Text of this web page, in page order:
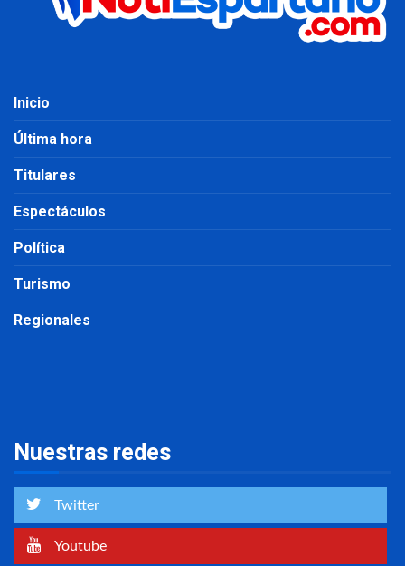
Inicio
Última hora
Titulares
Espectáculos
Política
Turismo
Regionales
Nuestras redes
Twitter
Youtube